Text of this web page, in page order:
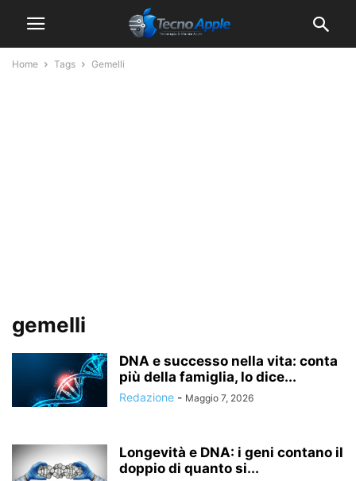
Home Tags Gemelli
gemelli
DNA e successo nella vita: conta
più della famiglia, lo dice...
Redazione - Maggio 7, 2026
Longevità e DNA: i geni contano il
doppio di quanto si...